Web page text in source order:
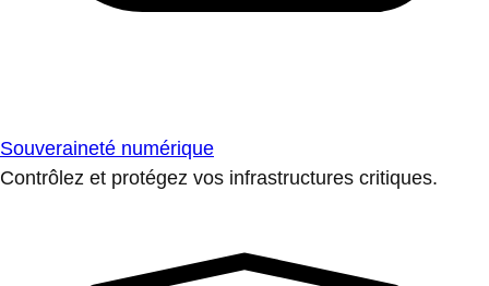
Souveraineté numérique
Contrôlez et protégez vos infrastructures critiques.